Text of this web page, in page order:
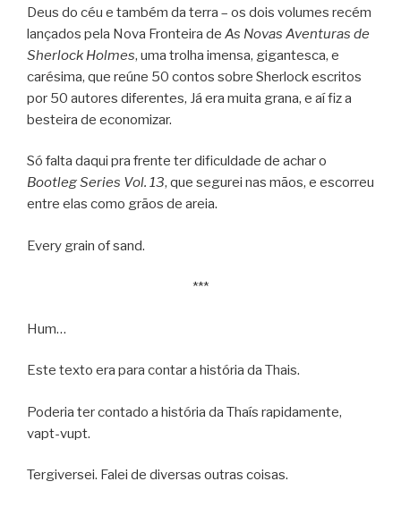
Deus do céu e também da terra – os dois volumes recém
lançados pela Nova Fronteira de As Novas Aventuras de
Sherlock Holmes, uma trolha imensa, gigantesca, e
carésima, que reúne 50 contos sobre Sherlock escritos
por 50 autores diferentes, Já era muita grana, e aí fiz a
besteira de economizar.
Só falta daqui pra frente ter dificuldade de achar o
Bootleg Series Vol. 13, que segurei nas mãos, e escorreu
entre elas como grãos de areia.
Every grain of sand.
***
Hum…
Este texto era para contar a história da Thais.
Poderia ter contado a história da Thaís rapidamente,
vapt-vupt.
Tergiversei. Falei de diversas outras coisas.